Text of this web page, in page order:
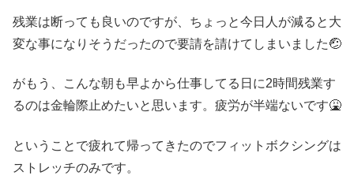
残業は断っても良いのですが、ちょっと今日人が減ると大
変な事になりそうだったので要請を請けてしまいました🤕
がもう、こんな朝も早よから仕事してる日に2時間残業す
るのは金輪際止めたいと思います。疲労が半端ないです🤮
ということで疲れて帰ってきたのでフィットボクシングは
ストレッチのみです。